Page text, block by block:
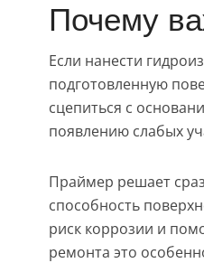
Почему
Если нанести
подготовленную
сцепиться с
появлению слабых
Праймер решает
способность
риск коррозии и
ремонта это